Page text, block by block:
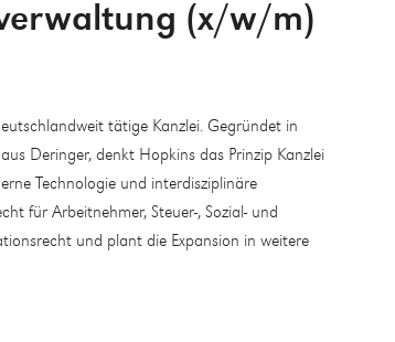
(x/w/m)
tätige Kanzlei. Gegründet in
Deringer, denkt Hopkins das Prinzip Kanzlei
Technologie und interdisziplinäre
für Arbeitnehmer, Steuer-, Sozial- und
und plant die Expansion in weitere